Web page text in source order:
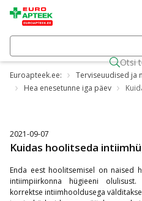
Otsi
Euroapteek.ee:
Terviseuudised ja
Hea enesetunne iga päev
2021-09-07
Kuidas hoolitseda
Enda eest hoolitsemisel on naised
intiimpiirkonna hügieeni
korrektse intiimhooldusega